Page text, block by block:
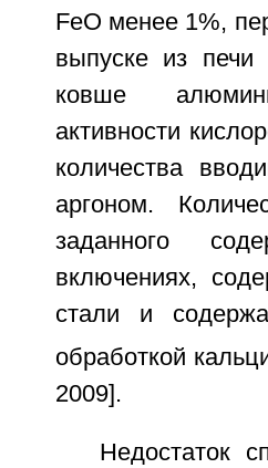
FeO менее 1%,
выпуске из печи
ковше
активности
количества
аргоном.
заданного
включениях,
стали и
обработкой
2009].
Недостаток